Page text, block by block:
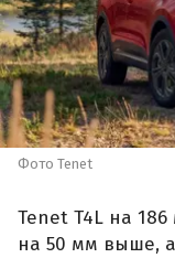
Фото Tenet
Tenet T4L на
на 50 мм выше,